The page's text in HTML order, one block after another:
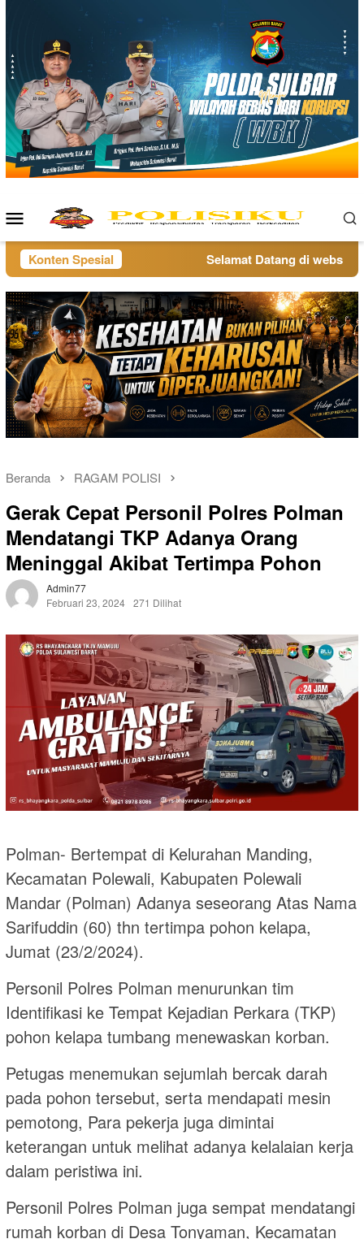
Menu
Mobile
Konten Spesial Selamat Datang di website
Beranda RAGAM POLISI
Gerak Cepat Personil Polres Polman
Mendatangi TKP Adanya Orang
Meninggal Akibat Tertimpa Pohon
Admin77
Februari 23, 2024 271 Dilihat
Polman- Bertempat di Kelurahan Manding,
Kecamatan Polewali, Kabupaten Polewali
Mandar (Polman) Adanya seseorang Atas Nama
Sarifuddin (60) thn tertimpa pohon kelapa,
Jumat (23/2/2024).
Personil Polres Polman menurunkan tim
Identifikasi ke Tempat Kejadian Perkara (TKP)
pohon kelapa tumbang menewaskan korban.
Petugas menemukan sejumlah bercak darah
pada pohon tersebut, serta mendapati mesin
pemotong, Para pekerja juga dimintai
keterangan untuk melihat adanya kelalaian kerja
dalam peristiwa ini.
Personil Polres Polman juga sempat mendatangi
rumah korban di Desa Tonyaman, Kecamatan